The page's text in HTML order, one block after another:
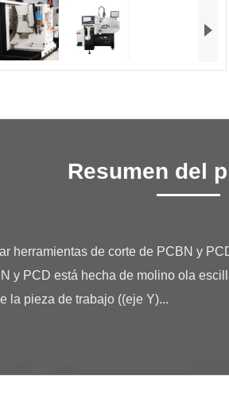
Resumen del
y PCD está hecha de molino ola
la pieza de trabajo ((eje Y)...